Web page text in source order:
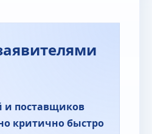
и поставщиков
критично быстро